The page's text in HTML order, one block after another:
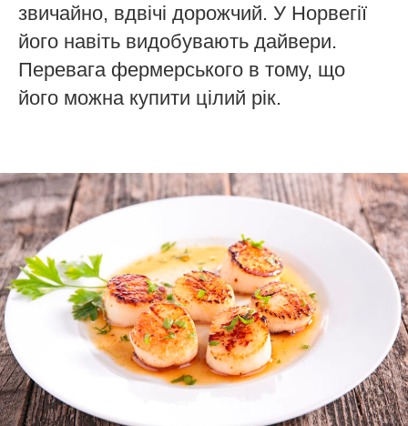
звичайно, вдвічі дорожчий. У Норвегії
його навіть видобувають дайвери.
Перевага фермерського в тому, що
його можна купити цілий рік.